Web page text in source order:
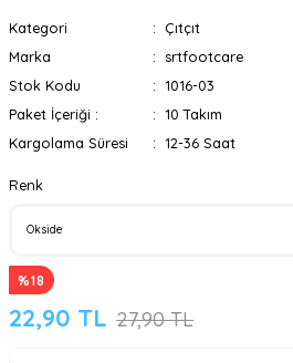
Kategori
Çıtçıt
Marka
srtfootcare
Stok Kodu
1016-03
Paket İçeriği :
10 Takım
Kargolama Süresi
12-36 Saat
Renk
%18
22,90 TL 27,90 TL